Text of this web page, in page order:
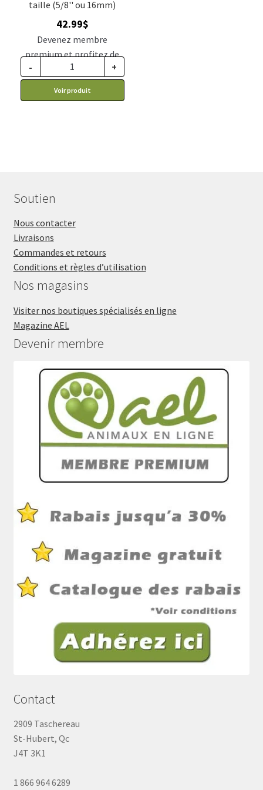
taille (5/8'' ou 16mm)
42.99$
Devenez membre
premium et profitez de
ce prix rabais : 35.47$ CA
- +
Voir produit
Soutien
Nous contacter
Livraisons
Commandes et retours
Conditions et règles d’utilisation
Nos magasins
Visiter nos boutiques spécialisés en ligne
Magazine AEL
Devenir membre
Contact
2909 Taschereau
St-Hubert, Qc
J4T 3K1
1 866 964 6289